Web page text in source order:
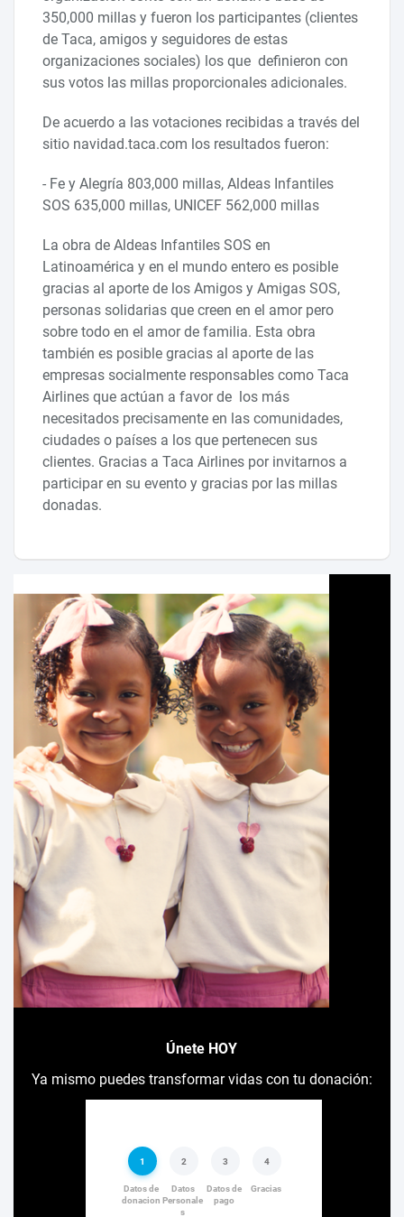
350,000 millas y fueron los participantes (clientes
de Taca, amigos y seguidores de estas
organizaciones sociales) los que definieron con
sus votos las millas proporcionales adicionales.
De acuerdo a las votaciones recibidas a través del
sitio navidad.taca.com los resultados fueron:
- Fe y Alegría 803,000 millas, Aldeas Infantiles
SOS 635,000 millas, UNICEF 562,000 millas
La obra de Aldeas Infantiles SOS en
Latinoamérica y en el mundo entero es posible
gracias al aporte de los Amigos y Amigas SOS,
personas solidarias que creen en el amor pero
sobre todo en el amor de familia. Esta obra
también es posible gracias al aporte de las
empresas socialmente responsables como Taca
Airlines que actúan a favor de los más
necesitados precisamente en las comunidades,
ciudades o países a los que pertenecen sus
clientes. Gracias a Taca Airlines por invitarnos a
participar en su evento y gracias por las millas
donadas.
Únete HOY
Ya mismo puedes transformar vidas con tu donación: